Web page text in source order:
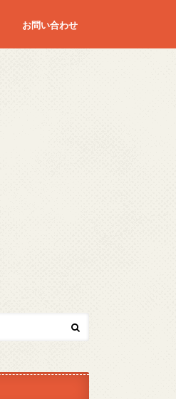
お問い合わせ